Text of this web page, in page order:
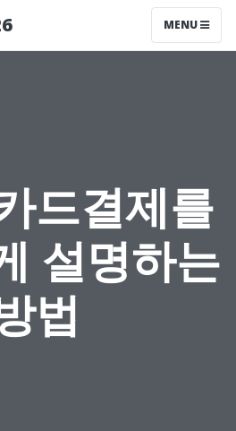
MENU
드결제를
설명하는
법